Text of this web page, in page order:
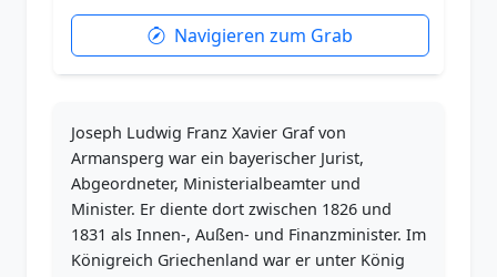
Navigieren zum Grab
Joseph Ludwig Franz Xavier Graf von
Armansperg war ein bayerischer Jurist,
Abgeordneter, Ministerialbeamter und
Minister. Er diente dort zwischen 1826 und
1831 als Innen-, Außen- und Finanzminister. Im
Königreich Griechenland war er unter König